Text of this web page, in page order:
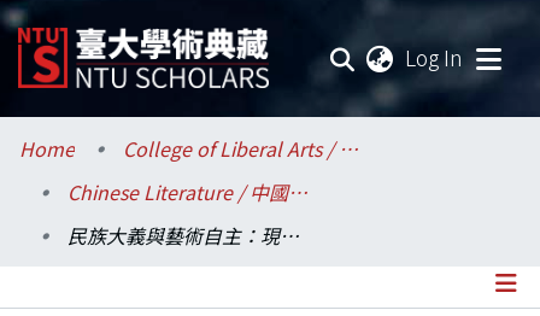
Log In
Communities & Collections
Research Outputs
Home
College of Liberal Arts / 文學院
Chinese Literature / 中國文學系
民族大義與藝術自主：現代派盟主曾是文化漢奸？──紀弦在上海研究之一